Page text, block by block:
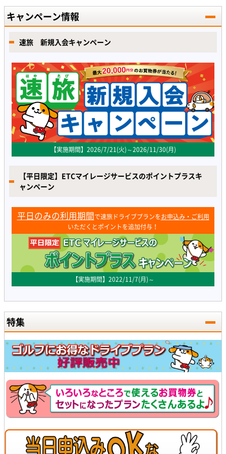
キャンペーン情報
速旅 新規入会キャンペーン
【実施期間】2026/7/21(火)～2026/11/30(月)
【平日限定】ETCマイレージサービスのポイントプラスキ
ャンペーン
平日のみの利用期間で速旅ドライブプランをお申込み・ご利用
いただくとポイントを追加付与！
【実施期間】2022/11/7(月)～
特集